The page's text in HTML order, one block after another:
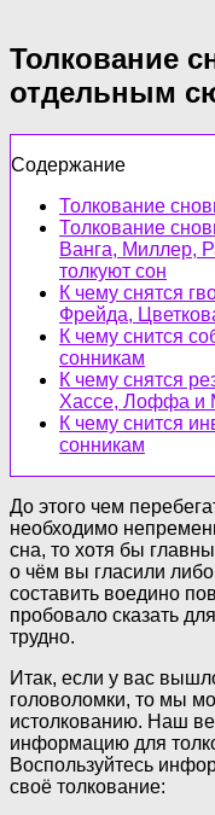
Толкование
отдельным
Содержание
Толкование
Толкование
Ванга, Миллер,
толкуют сон
К чему снятся
Фрейда,
К чему снится
сонникам
К чему снятся
Хассе, Лоффа и
К чему снится
сонникам
До этого чем
необходимо
сна, то хотя бы
о чём вы гласили
составить воедино
пробовало сказать
трудно.
Итак, если у вас
головоломки, то мы
истолкованию. Наш
информацию для
Воспользуйтесь
своё толкование: